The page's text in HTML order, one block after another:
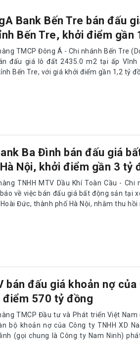
Bank Bến Tre bán đấu
Bến Tre, khởi điểm gần
TMCP Đông Á - Chi nhánh Bến Tre
đấu giá lô đất 2435.0 m2 tại ấp Vĩnh
tỉnh Bến Tre, với giá khởi điểm gần 1,2 tỷ
Ba Đình bán đấu giá
Nội, khởi điểm gần 3 tỷ
TNHH MTV Dầu Khí Toàn Cầu -
về việc bán đấu giá bất động sản tại
Đức, thành phố Hà Nội, nhằm thu hồi
bán đấu giá khoản nợ
điểm 570 tỷ đồng
TMCP Đầu tư và Phát triển Việt
bộ khoản nợ của Công ty TNHH XD
(gọi chung là Công ty Nam Ninh)